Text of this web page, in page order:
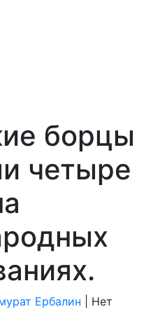
борцы
четыре
Ербалин Ермурат
Нет